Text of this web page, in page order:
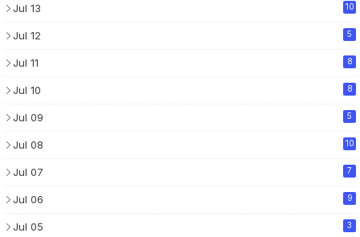
Jul 13 10
Jul 12 5
Jul 11 8
Jul 10 8
Jul 09 5
Jul 08 10
Jul 07 7
Jul 06 9
Jul 05 3